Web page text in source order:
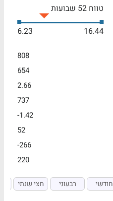
טווח 52 שבועות
16.44
6.23
808
654
2.66
737
-1.42
52
-266
220
חודשי רבעוני חצי שנתי